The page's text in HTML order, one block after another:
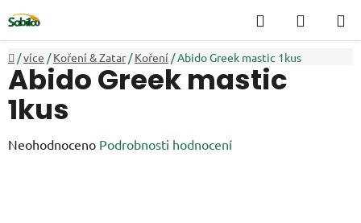
na
obsah
Hledat
KOŠÍK
Domů
/více / Koření & Zatar / Koření /Abido Greek mastic 1kus
Abido Greek mastic
1kus
Průměrné
Neohodnoceno Podrobnosti hodnocení